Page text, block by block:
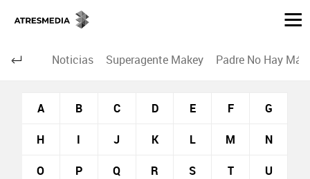
Noticias Superagente Makey Padre No Hay
A B C D E F G
H I J K L M N
O P Q R S T U